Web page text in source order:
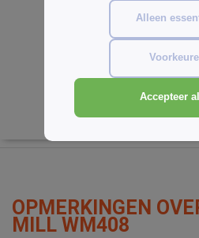
trekkoordtas
€3.10
OPMERKINGEN
MILL WM408
Alleen
Accepteer